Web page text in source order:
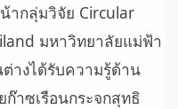
ากลุ่มวิจัย Circular
มหาวิทยาลัยแม่ฟ้า
างได้รับความรู้ด้าน
าซเรือนกระจกสุทธิ